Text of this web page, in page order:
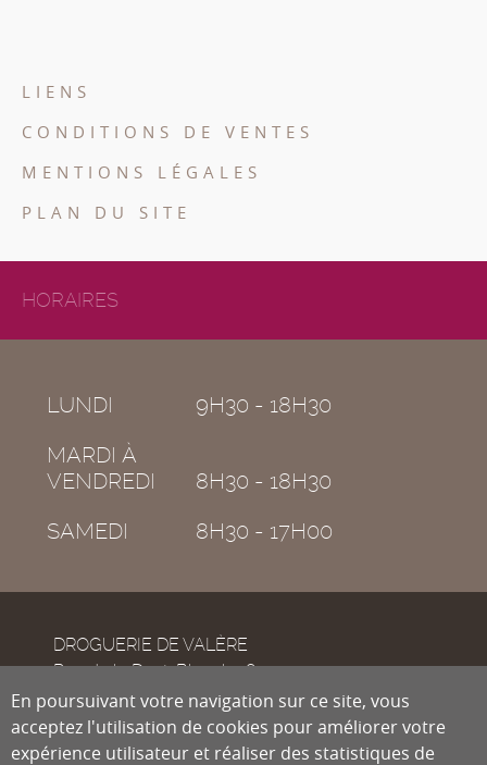
LIENS
CONDITIONS DE VENTES
MENTIONS LÉGALES
PLAN DU SITE
HORAIRES
LUNDI
9H30 - 18H30
MARDI À
VENDREDI
8H30 - 18H30
SAMEDI
8H30 - 17H00
DROGUERIE DE VALÈRE
Rue de la Dent-Blanche 8
CH-1950
Sion
En poursuivant votre navigation sur ce site, vous
acceptez l'utilisation de cookies pour améliorer votre
expérience utilisateur et réaliser des statistiques de